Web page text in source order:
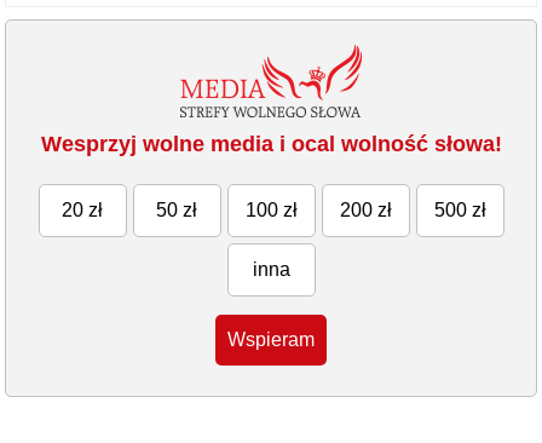
Wesprzyj wolne media i ocal wolność słowa!
20 zł 50 zł 100 zł 200 zł 500 zł
inna
Wspieram